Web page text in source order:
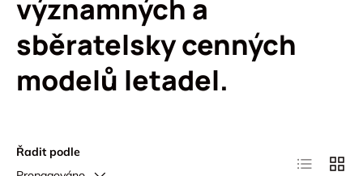
významných a
sběratelsky cenných
modelů letadel.
Řadit podle
Seznam